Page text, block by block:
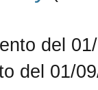
del
del 01/